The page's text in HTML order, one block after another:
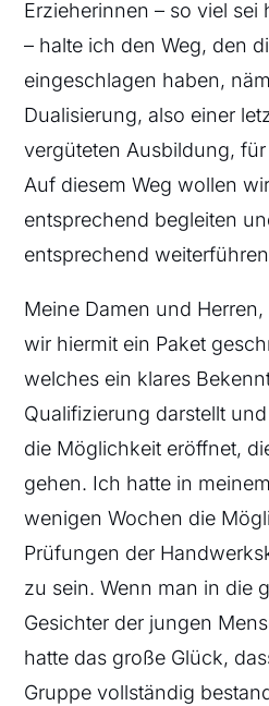
Erzieherinnen – so viel
– halte ich den Weg, den
eingeschlagen haben,
Dualisierung, also einer
vergüteten Ausbildung,
Auf diesem Weg wollen
entsprechend begleiten
entsprechend
Meine Damen und
wir hiermit ein Paket
welches ein klares
Qualifizierung darstellt
die Möglichkeit eröffnet,
gehen. Ich hatte in
wenigen Wochen die
Prüfungen der
zu sein. Wenn man in die
Gesichter der jungen
hatte das große Glück,
Gruppe vollständig